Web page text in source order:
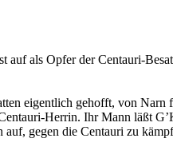
als Opfer der Centauri-
eigentlich gehofft, von
Herrin. Ihr Mann läßt
gegen die Centauri zu